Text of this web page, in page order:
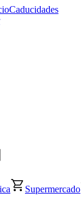
Caducidades
Supermercado